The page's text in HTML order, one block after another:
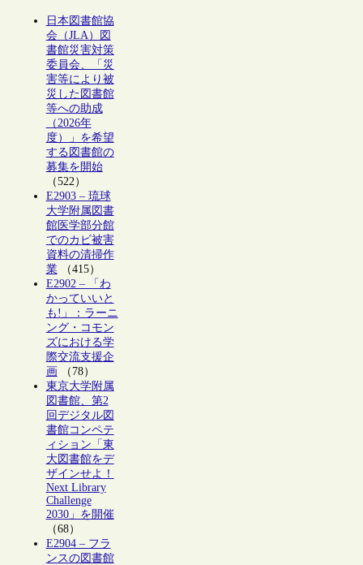
日本図書館協
会（JLA）図
書館災害対策
委員会、「災
害等により被
災した図書館
等への助成
（2026年
度）」を希望
する図書館の
募集を開始
（522）
E2903 – 琉球
大学附属図書
館医学部分館
でのカビ被害
資料の清掃作
業（415）
E2902 – 「わ
かっていいと
も!」：ラーニ
ング・コモン
ズにおける学
際交流支援企
画（78）
東京大学附属
図書館、第2
回デジタル図
書館コンペテ
ィション「東
大図書館をデ
ザインせよ！
Next Library
Challenge
2030」を開催
（68）
E2904 – フラ
ンスの図書館